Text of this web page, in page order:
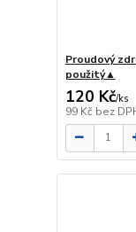
Proudový
použitý▲
120 Kč/ks
99 Kč bez